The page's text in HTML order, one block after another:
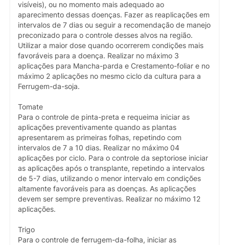
visíveis), ou no momento mais adequado ao
aparecimento dessas doenças. Fazer as reaplicações em
intervalos de 7 dias ou seguir a recomendação de manejo
preconizado para o controle desses alvos na região.
Utilizar a maior dose quando ocorrerem condições mais
favoráveis para a doença. Realizar no máximo 3
aplicações para Mancha-parda e Crestamento-foliar e no
máximo 2 aplicações no mesmo ciclo da cultura para a
Ferrugem-da-soja.
Tomate
Para o controle de pinta-preta e requeima iniciar as
aplicações preventivamente quando as plantas
apresentarem as primeiras folhas, repetindo com
intervalos de 7 a 10 dias. Realizar no máximo 04
aplicações por ciclo. Para o controle da septoriose iniciar
as aplicações após o transplante, repetindo a intervalos
de 5-7 dias, utilizando o menor intervalo em condições
altamente favoráveis para as doenças. As aplicações
devem ser sempre preventivas. Realizar no máximo 12
aplicações.
Trigo
Para o controle de ferrugem-da-folha, iniciar as